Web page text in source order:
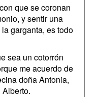
que se coronan
y sentir una
garganta, es todo
sea un cotorrón
me acuerdo de
doña Antonia,